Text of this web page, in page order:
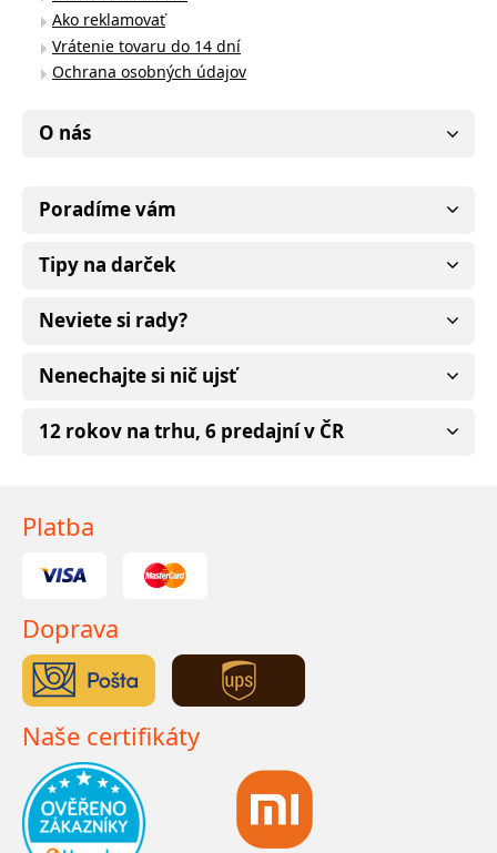
Ako reklamovať
Vrátenie tovaru do 14 dní
Ochrana osobných údajov
O nás
Poradíme vám
Tipy na darček
Neviete si rady?
Nenechajte si nič ujsť
12 rokov na trhu, 6 predajní v ČR
Platba
Doprava
Naše certifikáty